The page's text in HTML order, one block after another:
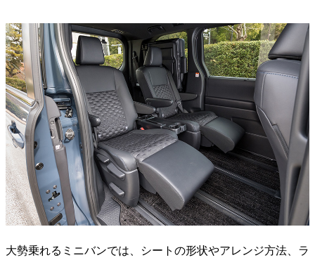
大勢乗れるミニバンでは、シートの形状やアレンジ方法、ラ